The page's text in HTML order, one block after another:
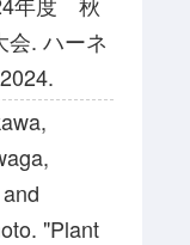
会. ハーネ
"Plant